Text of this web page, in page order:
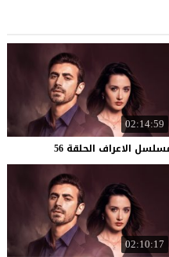
02:14:59
الاعراف الحلقة 56
02:10:17